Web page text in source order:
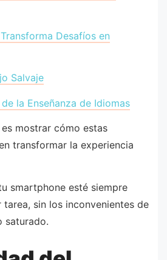
Desafíos en
Salvaje
la Enseñanza de Idiomas
mostrar cómo estas
transformar la experiencia
smartphone esté siempre
sin los inconvenientes de
saturado.